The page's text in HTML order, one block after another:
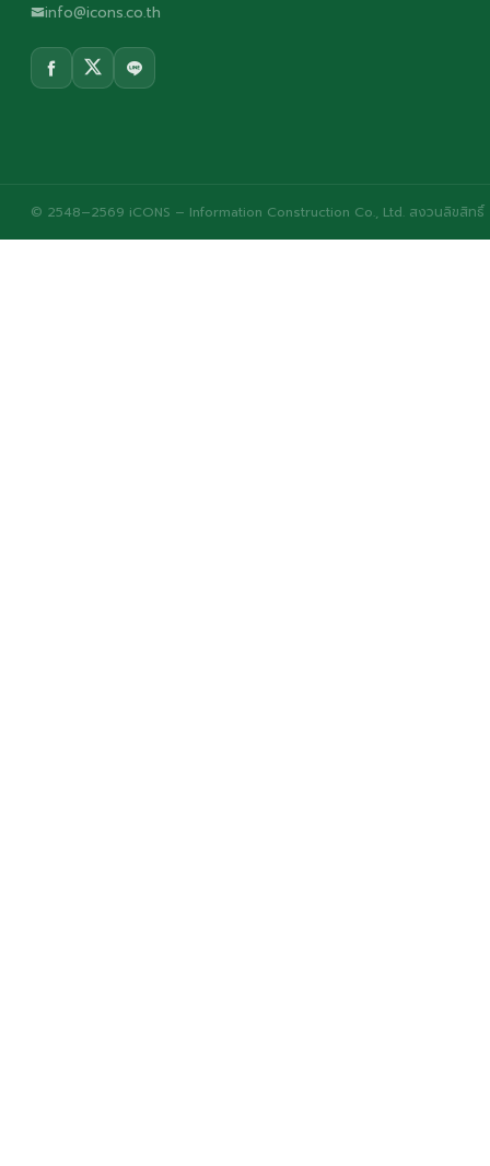
info@icons.co.th
© 2548–2569 iCONS – Information Construction Co., Ltd. สงวนลิขสิทธิ์